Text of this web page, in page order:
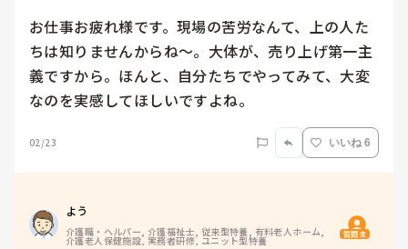
お仕事お疲れ様です。現場の苦労なんて、上の人た
ちは知りませんからね〜。大体が、売り上げ第一主
義ですから。ほんと、自分たちでやってみて、大変
なのを実感してほしいですよね。
02/23 いいね 6
よう
介護職・ヘルパー, 介護福祉士, 従来型特養, 有料老人ホーム,
介護老人保健施設, 実務者研修, ユニット型特養 質問主